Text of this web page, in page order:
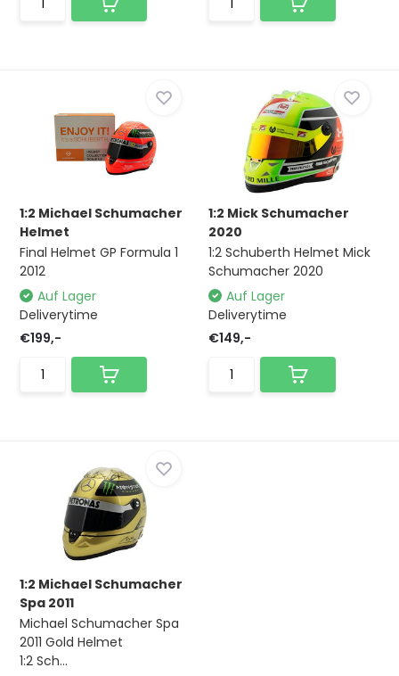
1:2 Michael Schumacher
Helmet
Final Helmet GP Formula 1
2012
Auf Lager
Deliverytime
€199,-
1:2 Mick Schumacher
2020
1:2 Schuberth Helmet Mick
Schumacher 2020
Auf Lager
Deliverytime
€149,-
1:2 Michael Schumacher
Spa 2011
Michael Schumacher Spa
2011 Gold Helmet
1:2 Sch...